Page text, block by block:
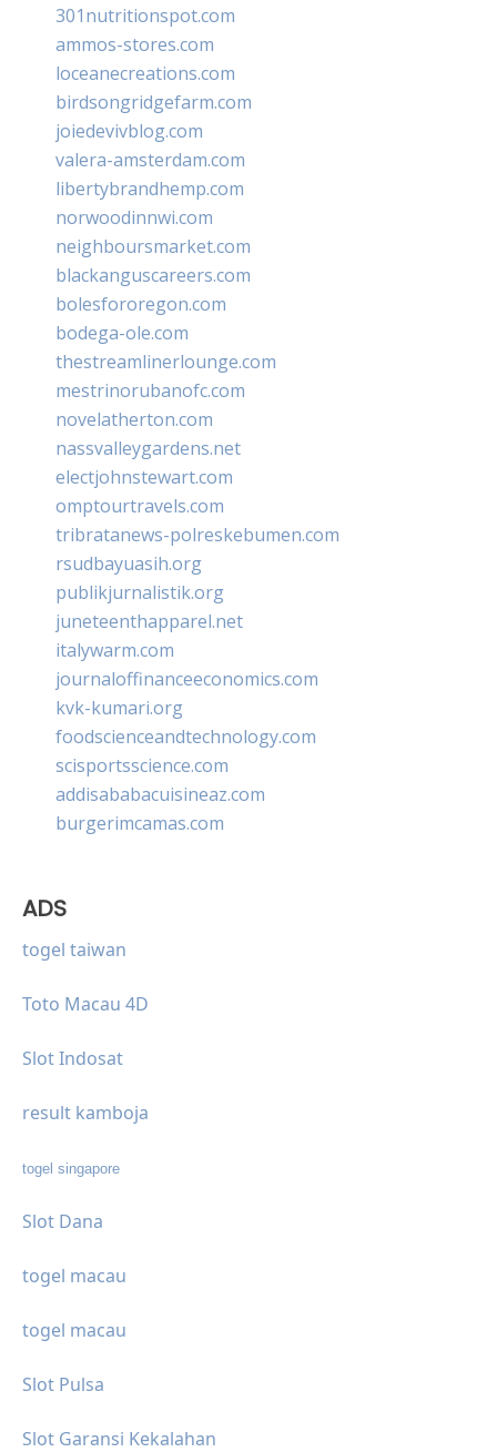
301nutritionspot.com
ammos-stores.com
loceanecreations.com
birdsongridgefarm.com
joiedevivblog.com
valera-amsterdam.com
libertybrandhemp.com
norwoodinnwi.com
neighboursmarket.com
blackanguscareers.com
bolesfororegon.com
bodega-ole.com
thestreamlinerlounge.com
mestrinorubanofc.com
novelatherton.com
nassvalleygardens.net
electjohnstewart.com
omptourtravels.com
tribratanews-polreskebumen.com
rsudbayuasih.org
publikjurnalistik.org
juneteenthapparel.net
italywarm.com
journaloffinanceeconomics.com
kvk-kumari.org
foodscienceandtechnology.com
scisportsscience.com
addisababacuisineaz.com
burgerimcamas.com
ADS
togel taiwan
Toto Macau 4D
Slot Indosat
result kamboja
togel singapore
Slot Dana
togel macau
togel macau
Slot Pulsa
Slot Garansi Kekalahan